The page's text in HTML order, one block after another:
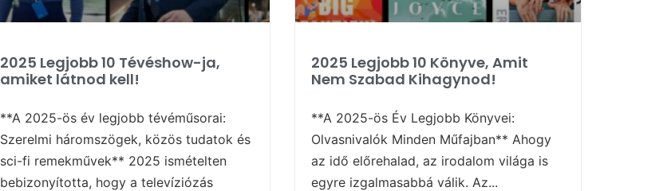
2025 Legjobb 10 Tévéshow-ja,
amiket látnod kell!
**A 2025-ös év legjobb tévéműsorai:
Szerelmi háromszögek, közös tudatok és
sci-fi remekművek** 2025 ismételten
bebizonyította, hogy a televíziózás
2025 Legjobb 10 Könyve, Amit
Nem Szabad Kihagynod!
**A 2025-ös Év Legjobb Könyvei:
Olvasnivalók Minden Műfajban** Ahogy
az idő előrehalad, az irodalom világa is
egyre izgalmasabbá válik. Az...